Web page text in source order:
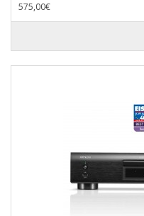
575,00€